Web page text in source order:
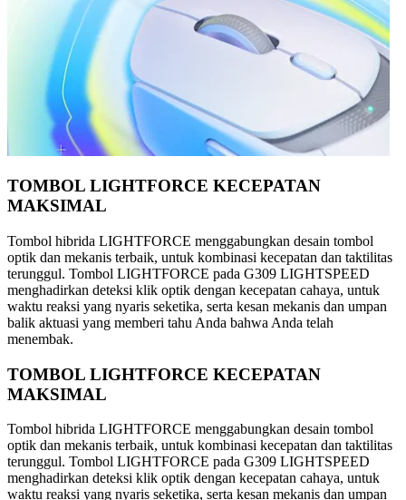
TOMBOL LIGHTFORCE KECEPATAN
MAKSIMAL
Tombol hibrida LIGHTFORCE menggabungkan desain tombol
optik dan mekanis terbaik, untuk kombinasi kecepatan dan taktilitas
terunggul. Tombol LIGHTFORCE pada G309 LIGHTSPEED
menghadirkan deteksi klik optik dengan kecepatan cahaya, untuk
waktu reaksi yang nyaris seketika, serta kesan mekanis dan umpan
balik aktuasi yang memberi tahu Anda bahwa Anda telah
menembak.
TOMBOL LIGHTFORCE KECEPATAN
MAKSIMAL
Tombol hibrida LIGHTFORCE menggabungkan desain tombol
optik dan mekanis terbaik, untuk kombinasi kecepatan dan taktilitas
terunggul. Tombol LIGHTFORCE pada G309 LIGHTSPEED
menghadirkan deteksi klik optik dengan kecepatan cahaya, untuk
waktu reaksi yang nyaris seketika, serta kesan mekanis dan umpan